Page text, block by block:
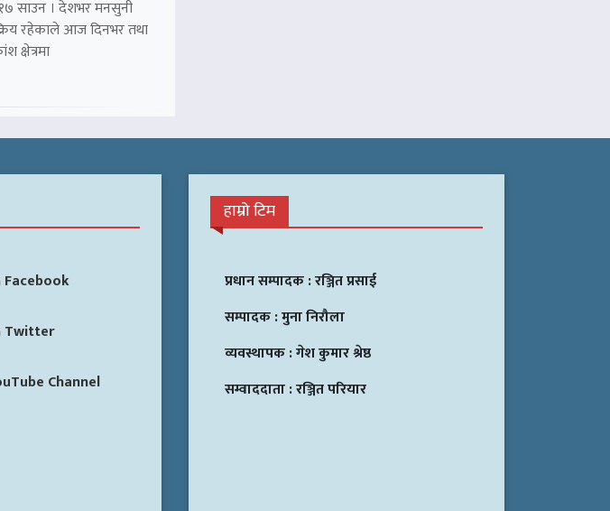
साउन । देशभर मनसुनी
रहेकाले आज दिनभर तथा
क्षेत्रमा
Twitter
Channel
हाम्रो टिम
प्रधान सम्पादक :रञ्जित प्रसाई
सम्पादक :मुना निरौला
व्यवस्थापक :गेश कुमार श्रेष्ठ
सम्वाददाता :रञ्जित परियार